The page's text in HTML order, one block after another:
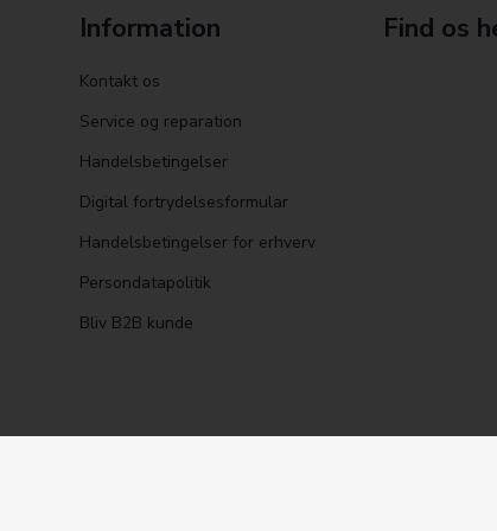
Information
Kontakt os
Service og reparation
Handelsbetingelser
Digital fortrydelsesformular
Handelsbetingelser for erhverv
Persondatapolitik
Bliv B2B kunde
Find os